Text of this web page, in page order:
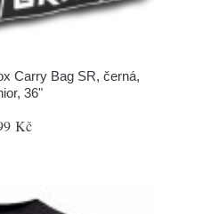
Carry Bag SR, černá,
36"
Kč